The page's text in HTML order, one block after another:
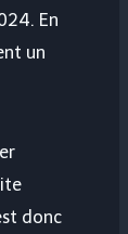
En
un
donc